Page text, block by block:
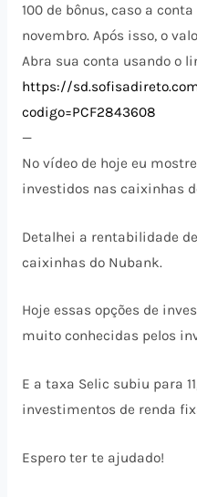
100 de bônus, caso a
novembro. Após isso, o
Abra sua conta usando o
https://
codigo=PCF2843608
—
No vídeo de hoje eu
investidos nas caixinhas
Detalhei a rentabilidade
caixinhas do Nubank.
Hoje essas opções de
muito conhecidas pelos
E a taxa Selic subiu para
investimentos de renda
Espero ter te ajudado!